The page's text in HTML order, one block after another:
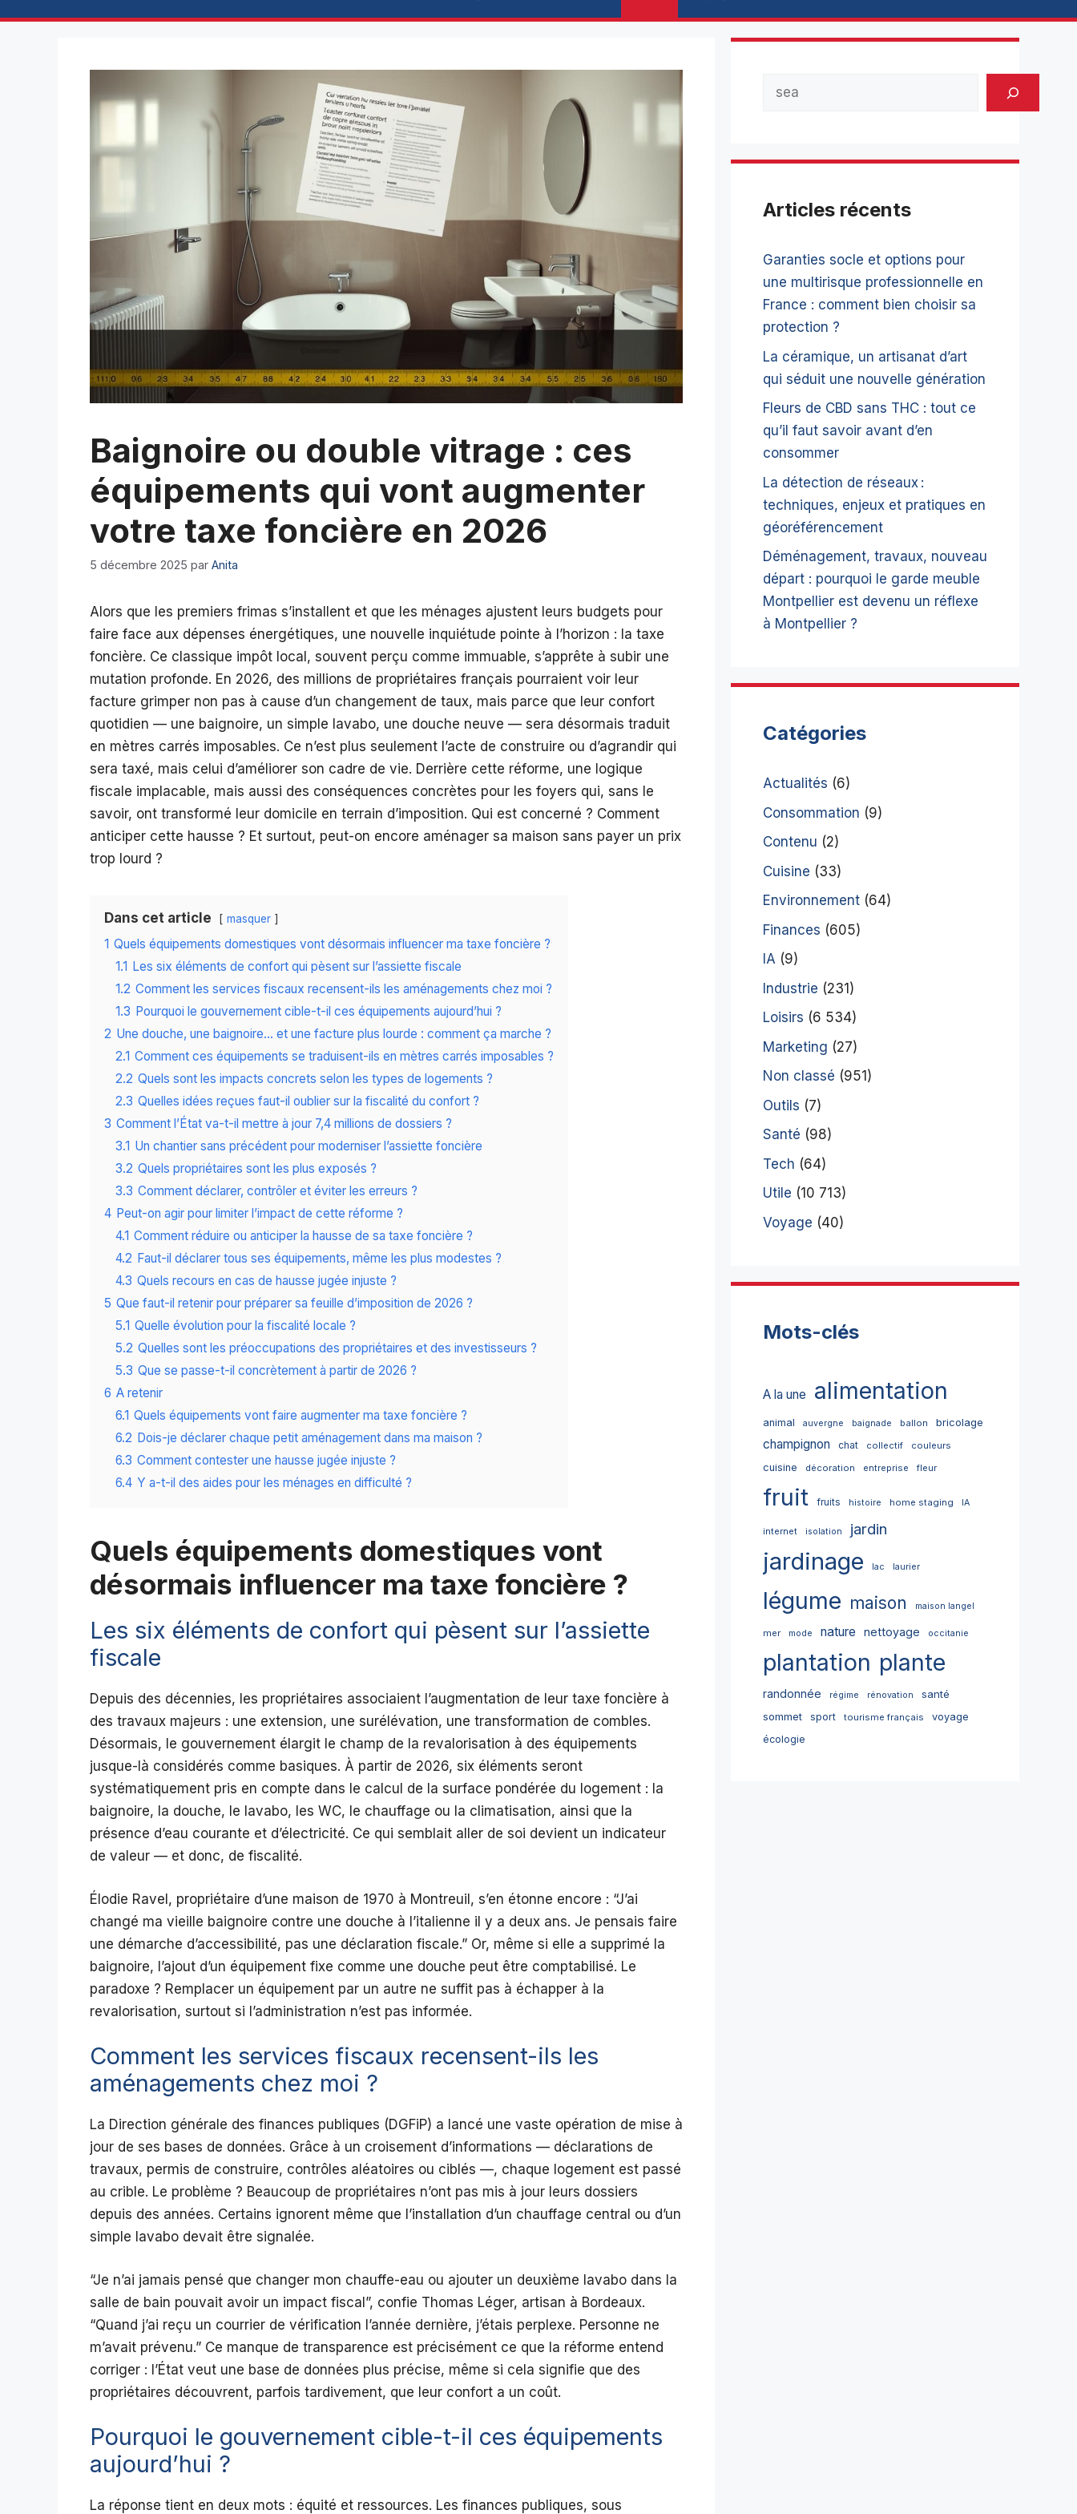
Baignoire ou double vitrage : ces
équipements qui vont augmenter
votre taxe foncière en 2026
5 décembre 2025 par Anita
Alors que les premiers frimas s’installent et que les ménages ajustent leurs budgets pour
faire face aux dépenses énergétiques, une nouvelle inquiétude pointe à l’horizon : la taxe
foncière. Ce classique impôt local, souvent perçu comme immuable, s’apprête à subir une
mutation profonde. En 2026, des millions de propriétaires français pourraient voir leur
facture grimper non pas à cause d’un changement de taux, mais parce que leur confort
quotidien — une baignoire, un simple lavabo, une douche neuve — sera désormais traduit
en mètres carrés imposables. Ce n’est plus seulement l’acte de construire ou d’agrandir qui
sera taxé, mais celui d’améliorer son cadre de vie. Derrière cette réforme, une logique
fiscale implacable, mais aussi des conséquences concrètes pour les foyers qui, sans le
savoir, ont transformé leur domicile en terrain d’imposition. Qui est concerné ? Comment
anticiper cette hausse ? Et surtout, peut-on encore aménager sa maison sans payer un prix
trop lourd ?
Dans cet article masquer
1 Quels équipements domestiques vont désormais influencer ma taxe foncière ?
1.1 Les six éléments de confort qui pèsent sur l’assiette fiscale
1.2 Comment les services fiscaux recensent-ils les aménagements chez moi ?
1.3 Pourquoi le gouvernement cible-t-il ces équipements aujourd’hui ?
2 Une douche, une baignoire… et une facture plus lourde : comment ça marche ?
2.1 Comment ces équipements se traduisent-ils en mètres carrés imposables ?
2.2 Quels sont les impacts concrets selon les types de logements ?
2.3 Quelles idées reçues faut-il oublier sur la fiscalité du confort ?
3 Comment l’État va-t-il mettre à jour 7,4 millions de dossiers ?
3.1 Un chantier sans précédent pour moderniser l’assiette foncière
3.2 Quels propriétaires sont les plus exposés ?
3.3 Comment déclarer, contrôler et éviter les erreurs ?
4 Peut-on agir pour limiter l’impact de cette réforme ?
4.1 Comment réduire ou anticiper la hausse de sa taxe foncière ?
4.2 Faut-il déclarer tous ses équipements, même les plus modestes ?
4.3 Quels recours en cas de hausse jugée injuste ?
5 Que faut-il retenir pour préparer sa feuille d’imposition de 2026 ?
5.1 Quelle évolution pour la fiscalité locale ?
5.2 Quelles sont les préoccupations des propriétaires et des investisseurs ?
5.3 Que se passe-t-il concrètement à partir de 2026 ?
6 A retenir
6.1 Quels équipements vont faire augmenter ma taxe foncière ?
6.2 Dois-je déclarer chaque petit aménagement dans ma maison ?
6.3 Comment contester une hausse jugée injuste ?
6.4 Y a-t-il des aides pour les ménages en difficulté ?
Quels équipements domestiques vont
désormais influencer ma taxe foncière ?
Les six éléments de confort qui pèsent sur l’assiette
fiscale
Depuis des décennies, les propriétaires associaient l’augmentation de leur taxe foncière à
des travaux majeurs : une extension, une surélévation, une transformation de combles.
Désormais, le gouvernement élargit le champ de la revalorisation à des équipements
jusque-là considérés comme basiques. À partir de 2026, six éléments seront
systématiquement pris en compte dans le calcul de la surface pondérée du logement : la
baignoire, la douche, le lavabo, les WC, le chauffage ou la climatisation, ainsi que la
présence d’eau courante et d’électricité. Ce qui semblait aller de soi devient un indicateur
de valeur — et donc, de fiscalité.
Élodie Ravel, propriétaire d’une maison de 1970 à Montreuil, s’en étonne encore : “J’ai
changé ma vieille baignoire contre une douche à l’italienne il y a deux ans. Je pensais faire
une démarche d’accessibilité, pas une déclaration fiscale.” Or, même si elle a supprimé la
baignoire, l’ajout d’un équipement fixe comme une douche peut être comptabilisé. Le
paradoxe ? Remplacer un équipement par un autre ne suffit pas à échapper à la
revalorisation, surtout si l’administration n’est pas informée.
Comment les services fiscaux recensent-ils les
aménagements chez moi ?
La Direction générale des finances publiques (DGFiP) a lancé une vaste opération de mise à
jour de ses bases de données. Grâce à un croisement d’informations — déclarations de
travaux, permis de construire, contrôles aléatoires ou ciblés —, chaque logement est passé
au crible. Le problème ? Beaucoup de propriétaires n’ont pas mis à jour leurs dossiers
depuis des années. Certains ignorent même que l’installation d’un chauffage central ou d’un
simple lavabo devait être signalée.
“Je n’ai jamais pensé que changer mon chauffe-eau ou ajouter un deuxième lavabo dans la
salle de bain pouvait avoir un impact fiscal”, confie Thomas Léger, artisan à Bordeaux.
“Quand j’ai reçu un courrier de vérification l’année dernière, j’étais perplexe. Personne ne
m’avait prévenu.” Ce manque de transparence est précisément ce que la réforme entend
corriger : l’État veut une base de données plus précise, même si cela signifie que des
propriétaires découvrent, parfois tardivement, que leur confort a un coût.
Pourquoi le gouvernement cible-t-il ces équipements
aujourd’hui ?
La réponse tient en deux mots : équité et ressources. Les finances publiques, sous
Articles récents
Garanties socle et options pour
une multirisque professionnelle en
France : comment bien choisir sa
protection ?
La céramique, un artisanat d’art
qui séduit une nouvelle génération
Fleurs de CBD sans THC : tout ce
qu’il faut savoir avant d’en
consommer
La détection de réseaux :
techniques, enjeux et pratiques en
géoréférencement
Déménagement, travaux, nouveau
départ : pourquoi le garde meuble
Montpellier est devenu un réflexe
à Montpellier ?
Catégories
Actualités (6)
Consommation (9)
Contenu (2)
Cuisine (33)
Environnement (64)
Finances (605)
IA (9)
Industrie (231)
Loisirs (6 534)
Marketing (27)
Non classé (951)
Outils (7)
Santé (98)
Tech (64)
Utile (10 713)
Voyage (40)
Mots-clés
A la une alimentation
animal auvergne baignade ballon bricolage
champignon chat collectif couleurs
cuisine décoration entreprise fleur
fruit fruits histoire home staging IA
internet isolation jardin
jardinage lac laurier
légume maison maison langel
mer mode nature nettoyage occitanie
plantation plante
randonnée régime rénovation
santé
sommet
sport tourisme français
voyage
écologie